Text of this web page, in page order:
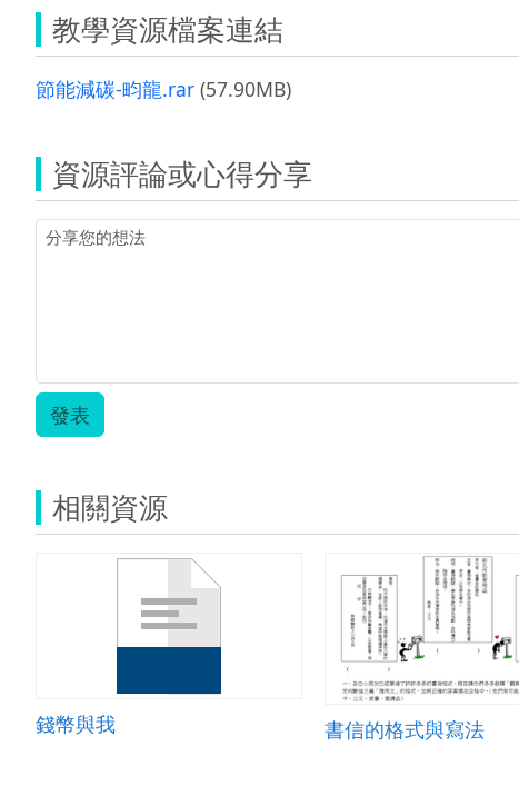
教學資源檔案連結
節能減碳-畇龍.rar (57.90MB)
資源評論或心得分享
發表
相關資源
錢幣與我 書信的格式與寫法